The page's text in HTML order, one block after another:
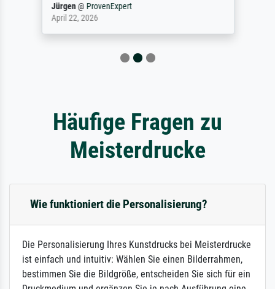
Jürgen@ ProvenExpert
April 22, 2026
Häufige Fragen zu
Meisterdrucke
Wie funktioniert die Personalisierung?
Die Personalisierung Ihres Kunstdrucks bei Meisterdrucke
ist einfach und intuitiv: Wählen Sie einen Bilderrahmen,
bestimmen Sie die Bildgröße, entscheiden Sie sich für ein